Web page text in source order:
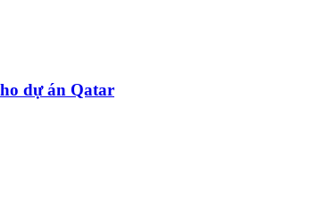
dự án Qatar